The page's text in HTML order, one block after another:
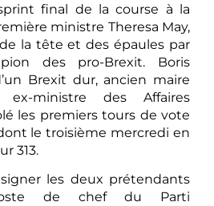
final de la course à la
ministre Theresa May,
la tête et des épaules par
des pro-Brexit. Boris
Brexit dur, ancien maire
ministre des Affaires
les premiers tours de vote
le troisième mercredi en
313.
les deux prétendants
de chef du Parti